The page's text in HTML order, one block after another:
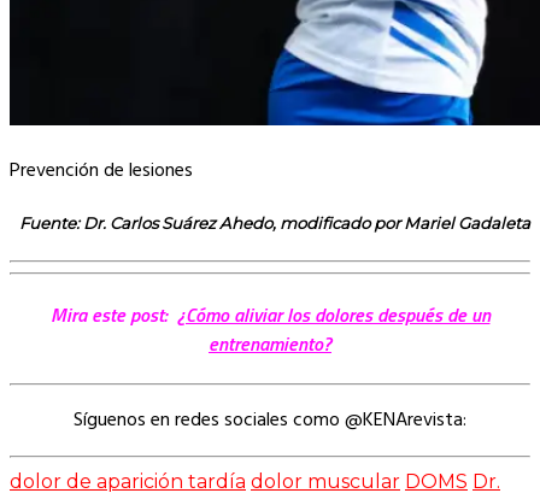
Prevención de lesiones
Fuente: Dr. Carlos Suárez Ahedo, modificado por Mariel Gadaleta
Mira este post: ¿Cómo aliviar los dolores después de un
entrenamiento?
Síguenos en redes sociales como @KENArevista:
dolor de aparición tardía dolor muscular DOMS Dr.